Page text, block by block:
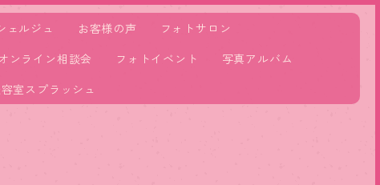
ェルジュ お客様の声
フォトサロン
オンライン相談会 フォトイベント
写真アルバム
室スプラッシュ